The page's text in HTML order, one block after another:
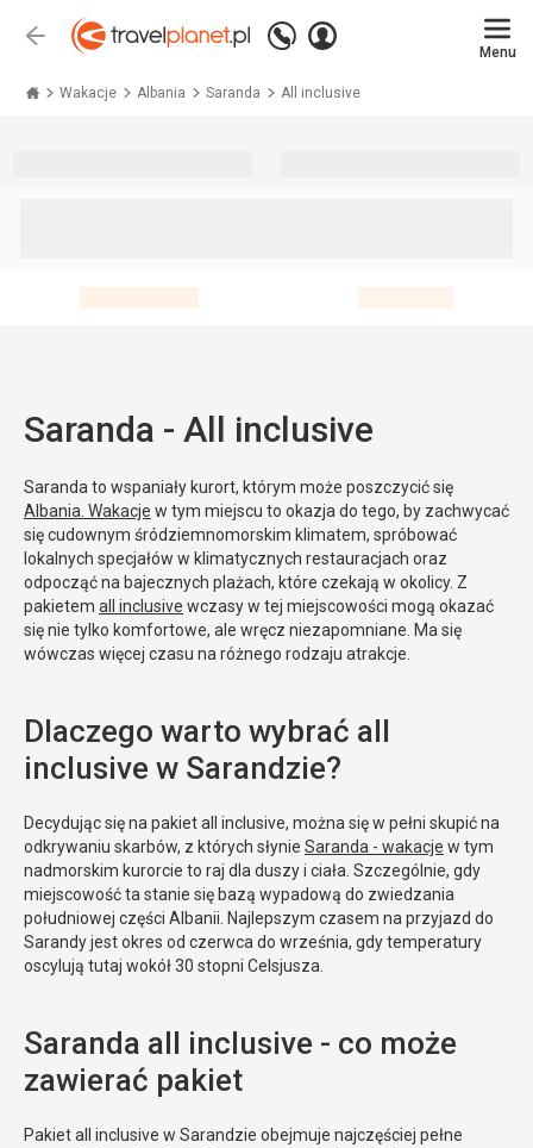
Wstecz
Zadzwoń
+48 71 771 76 55
Zaloguj
Menu
Wakacje Albania Saranda All inclusive
Saranda - All inclusive
Saranda to wspaniały kurort, którym może poszczycić się
Albania. Wakacje w tym miejscu to okazja do tego, by zachwycać
się cudownym śródziemnomorskim klimatem, spróbować
lokalnych specjałów w klimatycznych restauracjach oraz
odpocząć na bajecznych plażach, które czekają w okolicy. Z
pakietem all inclusive wczasy w tej miejscowości mogą okazać
się nie tylko komfortowe, ale wręcz niezapomniane. Ma się
wówczas więcej czasu na różnego rodzaju atrakcje.
Dlaczego warto wybrać all
inclusive w Sarandzie?
Decydując się na pakiet all inclusive, można się w pełni skupić na
odkrywaniu skarbów, z których słynie Saranda - wakacje w tym
nadmorskim kurorcie to raj dla duszy i ciała. Szczególnie, gdy
miejscowość ta stanie się bazą wypadową do zwiedzania
południowej części Albanii. Najlepszym czasem na przyjazd do
Sarandy jest okres od czerwca do września, gdy temperatury
oscylują tutaj wokół 30 stopni Celsjusza.
Saranda all inclusive - co może
zawierać pakiet
Pakiet all inclusive w Sarandzie obejmuje najczęściej pełne